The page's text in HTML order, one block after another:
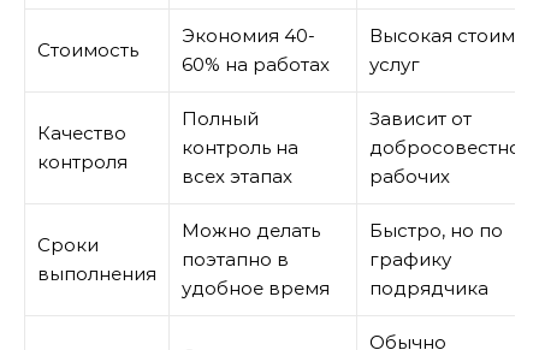
Стоимость
Экономия 40-
60% на работах
Высокая
услуг
Качество
контроля
Полный
контроль на
всех этапах
Зависит от
рабочих
Сроки
выполнения
Можно делать
поэтапно в
удобное время
Быстро, но по
графику
подрядчика
Обычно